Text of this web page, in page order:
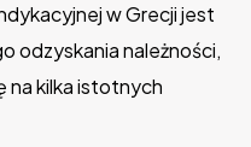
w Grecji jest
odzyskania należności,
kilka istotnych